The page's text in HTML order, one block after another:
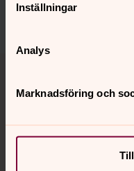
Inställningar
Analys
Marknadsföring och
Dela
Tillbaka till toppen
Tillbaka till innehållet
Kontakt